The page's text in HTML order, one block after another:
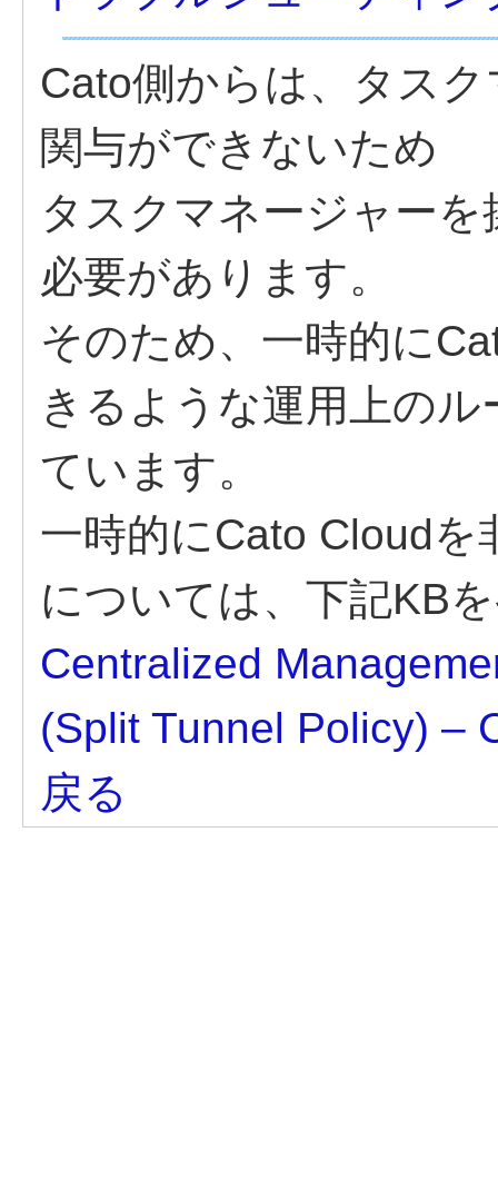
Cato側からは、タス
関与ができないため
タスクマネージャー
必要があります。
そのため、一時的に
きるような運用上の
ています。
一時的にCato Cloudを
については、下記KB
Centralized
(Split Tunnel Policy) –
戻る